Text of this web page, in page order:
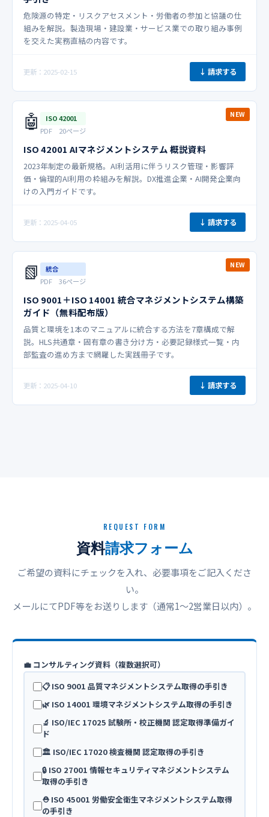
危険源の特定・リスクアセスメント・労働者の参加と協議の仕
組みを解説。製造現場・建設業・サービス業での取り組み事例
を交えた実務直結の内容です。
更新：2025-02-15 ↓ 請求する
NEW
🤖 ISO 42001
PDF 20ページ
ISO 42001 AIマネジメントシステム 概説資料
2023年制定の最新規格。AI利活用に伴うリスク管理・影響評
価・倫理的AI利用の枠組みを解説。DX推進企業・AI開発企業向
けの入門ガイドです。
更新：2025-04-05 ↓ 請求する
NEW
📗 統合
PDF 36ページ
ISO 9001＋ISO 14001 統合マネジメントシステム構築
ガイド（無料配布版）
品質と環境を1本のマニュアルに統合する方法を7章構成で解
説。HLS共通章・固有章の書き分け方・必要記録様式一覧・内
部監査の進め方まで網羅した実践冊子です。
更新：2025-04-10 ↓ 請求する
REQUEST FORM
資料請求フォーム
ご希望の資料にチェックを入れ、必要事項をご記入くださ
い。
メールにてPDF等をお送りします（通常1〜2営業日以内）。
💼 コンサルティング資料（複数選択可）
📋 ISO 9001 品質マネジメントシステム取得の手引き
🌿 ISO 14001 環境マネジメントシステム取得の手引き
🔬 ISO/IEC 17025 試験所・校正機関 認定取得準備ガイ
ド
🏛️ ISO/IEC 17020 検査機関 認定取得の手引き
🔒 ISO 27001 情報セキュリティマネジメントシステム
取得の手引き
⛑️ ISO 45001 労働安全衛生マネジメントシステム取得
の手引き